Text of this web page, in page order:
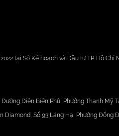
tại Sở Kế hoạch và Đầu tư TP. Hồ Chí
Đường Điện Biên Phủ, Phường Thạnh Mỹ
Diamond, Số 93 Láng Hạ, Phường Đống